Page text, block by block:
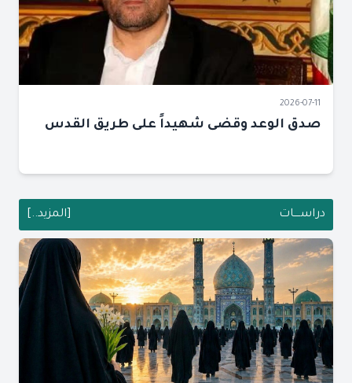
2026-07-11
صدق الوعد وقضى شهيداً على طريق القدس
دراســــات [المزيد..]